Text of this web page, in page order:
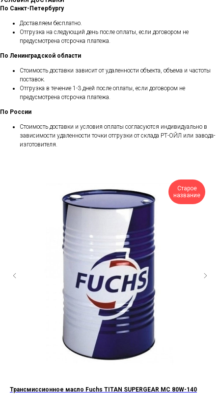
По Санкт-Петербургу
Доставляем бесплатно.
Отгрузка на следующий день после оплаты, если договором не
предусмотрена отсрочка платежа.
По Ленинградской области
Стоимость доставки зависит от удаленности объекта, объема и частоты
поставок.
Отгрузка в течение 1-3 дней после оплаты, если договором не
предусмотрена отсрочка платежа.
По России
Стоимость доставки и условия оплаты согласуются индивидуально в
зависимости удаленности точки отгрузки от склада РТ-ОЙЛ или завода-
изготовителя.
Старое
название
Трансмиссионное масло Fuchs TITAN SUPERGEAR МС 80W-140